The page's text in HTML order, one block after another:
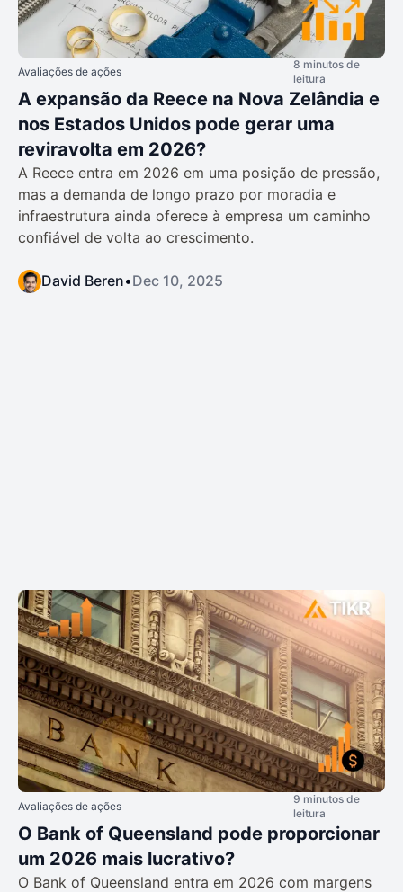
Avaliações de ações
8 minutos de
leitura
A expansão da Reece na Nova Zelândia e
nos Estados Unidos pode gerar uma
reviravolta em 2026?
A Reece entra em 2026 em uma posição de pressão,
mas a demanda de longo prazo por moradia e
infraestrutura ainda oferece à empresa um caminho
confiável de volta ao crescimento.
David Beren•Dec 10, 2025
Avaliações de ações
9 minutos de
leitura
O Bank of Queensland pode proporcionar
um 2026 mais lucrativo?
O Bank of Queensland entra em 2026 com margens